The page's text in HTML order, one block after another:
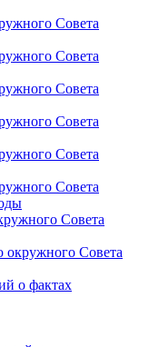
Совета
Совета
Совета
Совета
Совета
Совета
Совета
окружного Совета
о фактах